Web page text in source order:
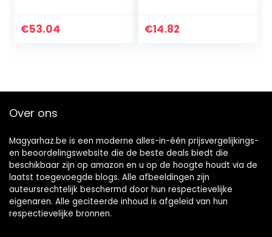
draaibank
€53.04 €14.82
Over ons
Magyarhaz.be is een moderne alles-in-één prijsvergelijkings-
en beoordelingswebsite die de beste deals biedt die
beschikbaar zijn op amazon en u op de hoogte houdt via de
laatst toegevoegde blogs. Alle afbeeldingen zijn
auteursrechtelijk beschermd door hun respectievelijke
eigenaren. Alle geciteerde inhoud is afgeleid van hun
respectievelijke bronnen.